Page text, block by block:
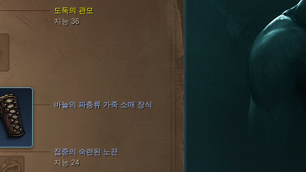
도둑의 관모
지능 36
바늘의 파충류 가죽 소매 장식
집중의 숙련된 노끈
지능 24